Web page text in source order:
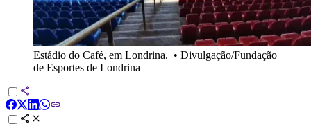
Estádio do Café, em Londrina. • Divulgação/Fundação
de Esportes de Londrina